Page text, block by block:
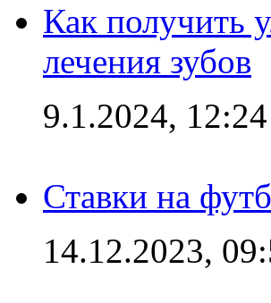
Как получить
лечения зубов
9.1.2024, 12:24
Ставки на
14.12.2023,